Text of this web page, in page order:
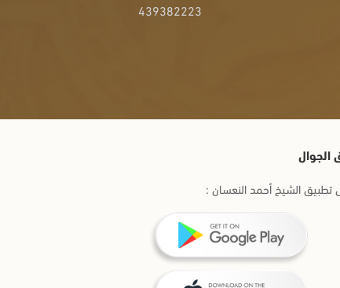
439382223
الجوال
تطبيق الشيخ أحمد النعسان :